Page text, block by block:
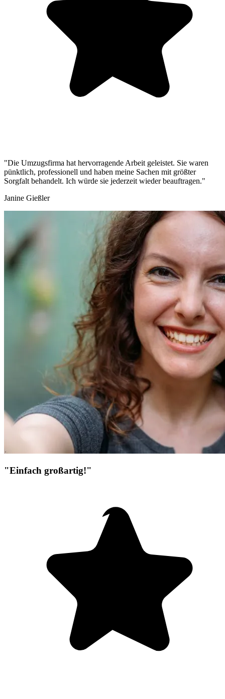
"Die Umzugsfirma hat hervorragende Arbeit geleistet. Sie waren
pünktlich, professionell und haben meine Sachen mit größter
Sorgfalt behandelt. Ich würde sie jederzeit wieder beauftragen."
Janine Gießler
"Einfach großartig!"